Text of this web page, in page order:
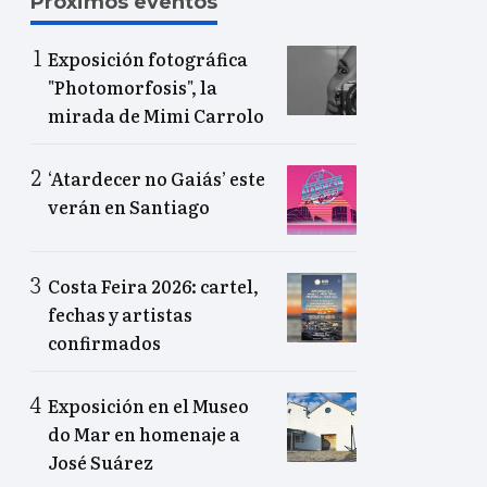
Exposición fotográfica
"Photomorfosis", la
mirada de Mimi Carrolo
‘Atardecer no Gaiás’ este
verán en Santiago
Costa Feira 2026: cartel,
fechas y artistas
confirmados
Exposición en el Museo
do Mar en homenaje a
José Suárez